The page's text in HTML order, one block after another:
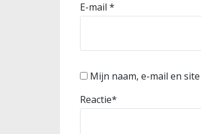
E-mail *
Mijn naam, e-mail en
Reactie*